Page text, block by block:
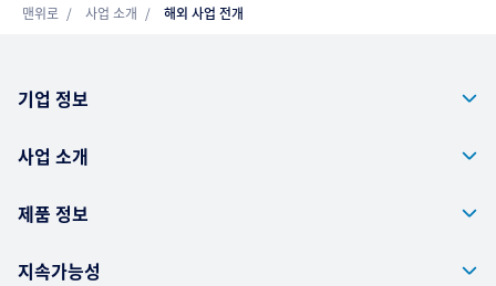
맨위로 사업 소개 해외 사업 전개
기업 정보
사업 소개
제품 정보
지속가능성